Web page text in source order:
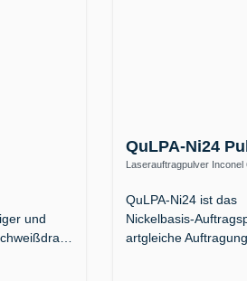
und
QuLPA-Ni24
Laserauftragpulver Inconel
QuLPA-Ni24 ist das
Nickelbasis-
artgleiche